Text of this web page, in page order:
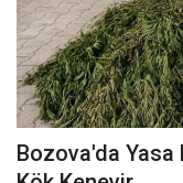
Bozova'da Yasa